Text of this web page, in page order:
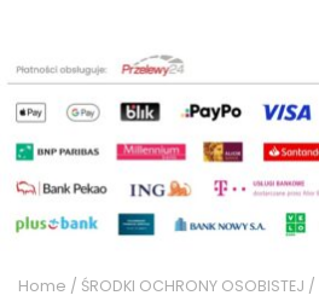
Home / ŚRODKI OCHRONY OSOBISTEJ /